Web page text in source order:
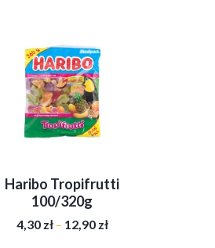
Haribo Tropifrutti
100/320g
4,30 zł – 12,90 złZakres